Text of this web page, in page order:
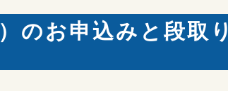
のお申込みと段取り